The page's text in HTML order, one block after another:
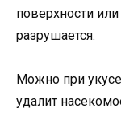
поверхности
разрушается.
Можно при
удалит